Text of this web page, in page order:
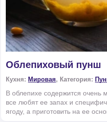
Облепиховый пунш
Кухня: Мировая, Категория:
В облепихе содержится очень
все любят ее запах и
ягоду, а приготовить на ее